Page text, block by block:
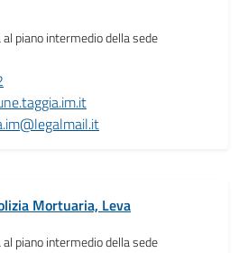
piano intermedio della sede
Mortuaria, Leva
piano intermedio della sede